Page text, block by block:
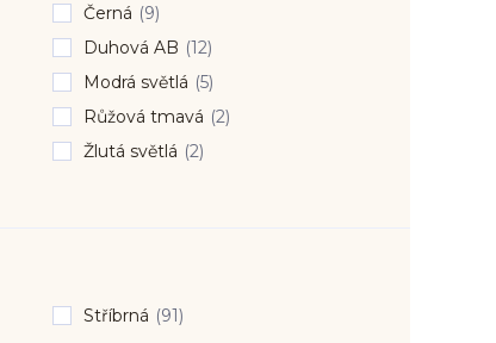
Černá (9)
Duhová AB (12)
Modrá světlá (5)
Růžová tmavá (2)
Žlutá světlá (2)
Stříbrná (91)